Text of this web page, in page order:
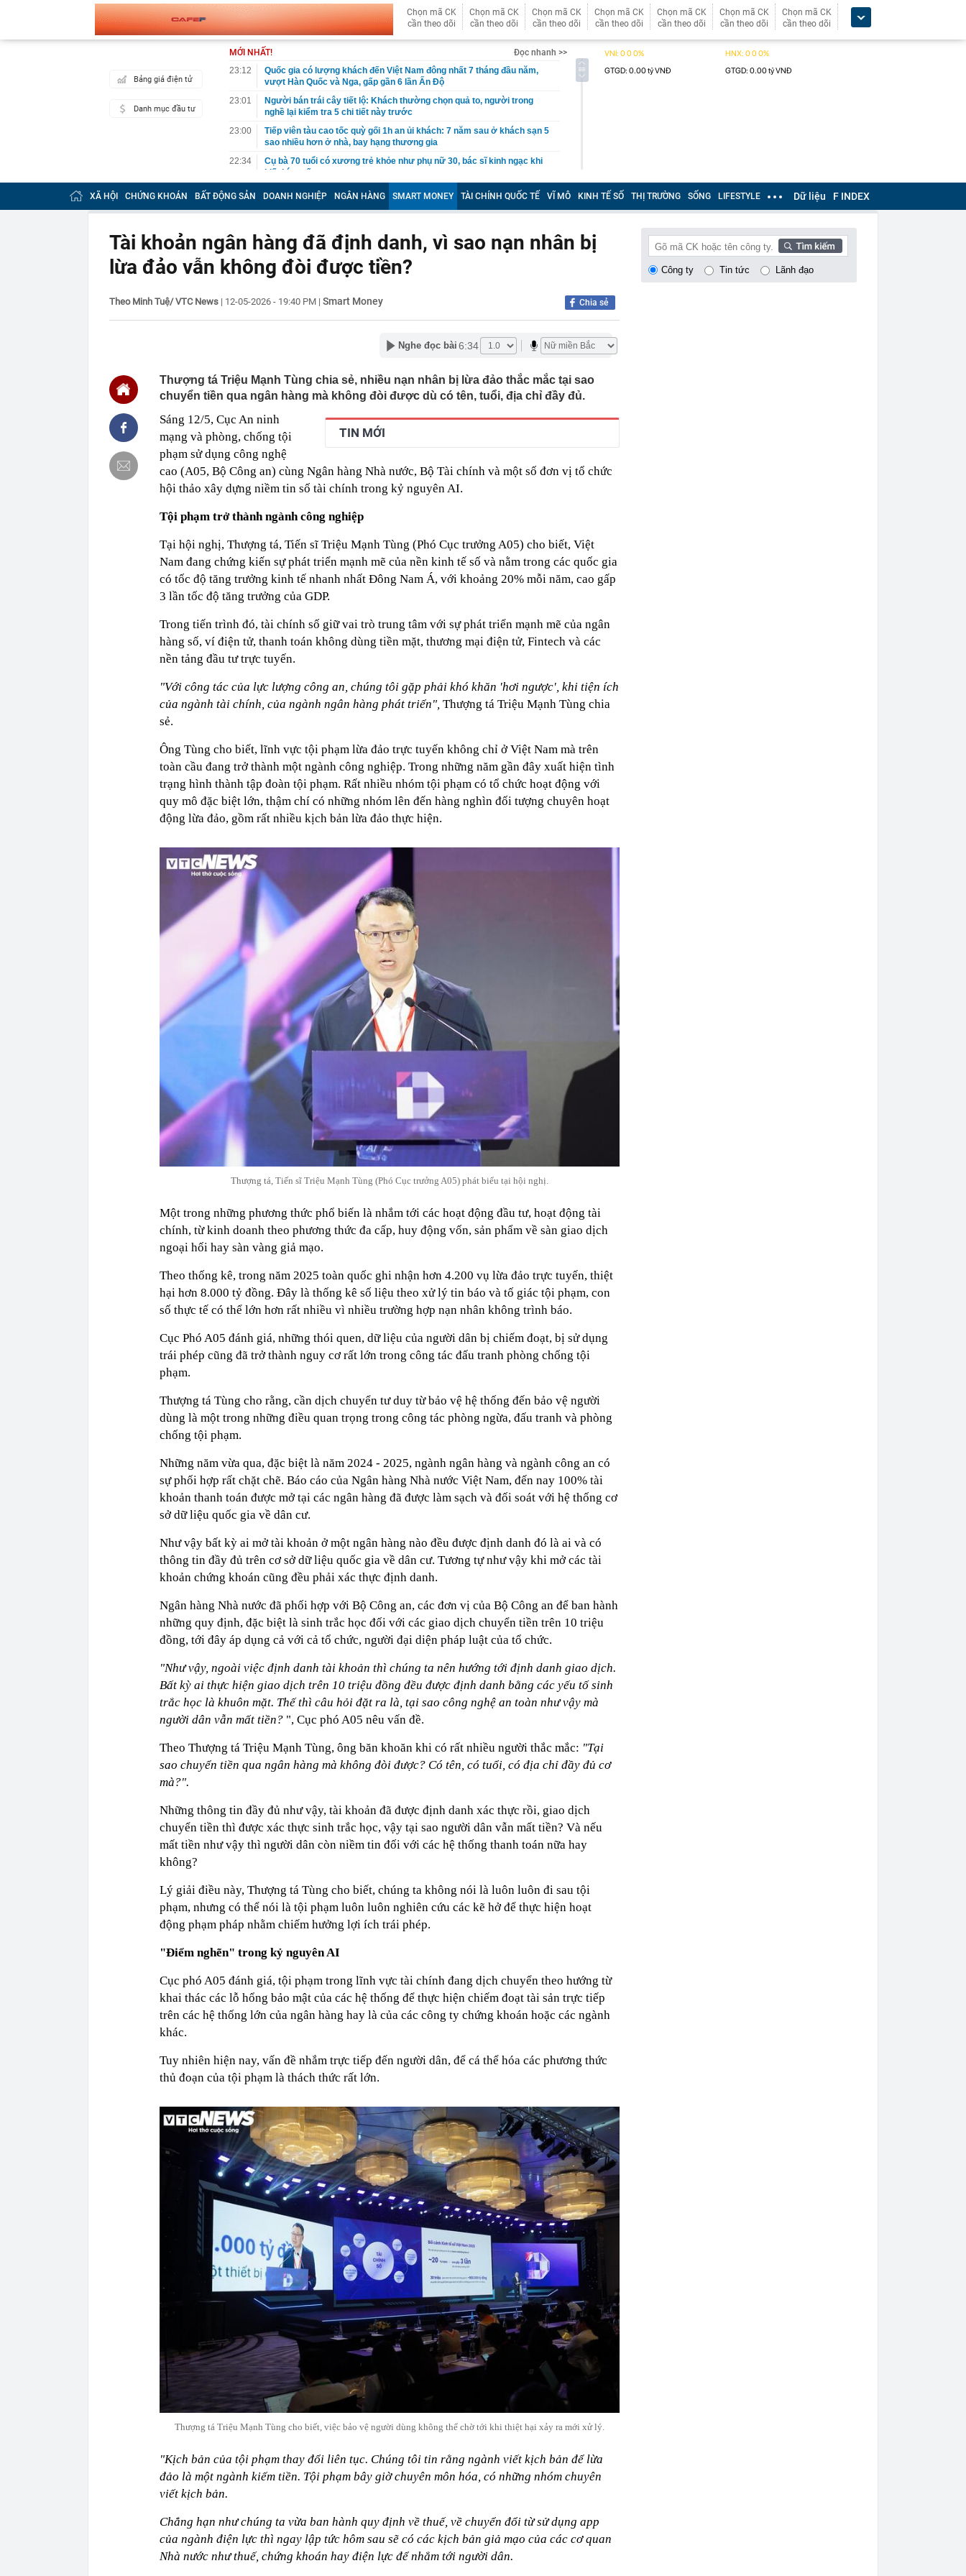
Chọn mã CK
cần theo dõi
Chọn mã CK
cần theo dõi
Chọn mã CK
cần theo dõi
Chọn mã CK
cần theo dõi
Chọn mã CK
cần theo dõi
Chọn mã CK
cần theo dõi
Chọn mã CK
cần theo dõi
Bảng giá điện tử
Danh mục đầu tư
MỚI NHẤT!
Đọc nhanh >>
23:12
Quốc gia có lượng khách đến Việt Nam đông nhất 7 tháng đầu năm,
vượt Hàn Quốc và Nga, gấp gần 6 lần Ấn Độ
23:01
Người bán trái cây tiết lộ: Khách thường chọn quả to, người trong
nghề lại kiểm tra 5 chi tiết này trước
23:00
Tiếp viên tàu cao tốc quỳ gối 1h an ủi khách: 7 năm sau ở khách sạn 5
sao nhiều hơn ở nhà, bay hạng thương gia
22:34
Cụ bà 70 tuổi có xương trẻ khỏe như phụ nữ 30, bác sĩ kinh ngạc khi
biết bí quyết
22:34
Ngôi nhà chứa đựng tâm huyết của NSND Tự Long
22:31
Giá vàng vượt 4.300 USD/ounce, chuyên gia dự báo đỉnh mới
22:08
Lời khuyên cho những người không rút điện ấm siêu tốc trước khi ngủ
22:06
Nga được cho là có thêm "lá bài" từ Triều Tiên: Điểm yếu của Ukraine
có thể bị khoét sâu?
22:00
2 bộ phận của cá tích tụ độc nhiều bậc nhất
22:00
'Nam thần ngôn tình' từng làm nghề giao báo, U60 vẫn như thanh niên
Cận cảnh vị trí dự kiến xây hầm xuyên núi Tam Đảo
Thu chục nghìn tỷ từ bán vé số, công ty xổ số chi trả thưởng thế nào?
21:45
Bắt khẩn cấp Vũ Thị Thanh SN 2003 và Vi Thị Hòe SN 2004
21:43
Một siêu bão cướp đi sinh mạng của 500.000 người: Sức gió tới
trong lịch sử
21:34
"Tiền làm ra rồi cũng để cho con": Lời khuyên khiến nhiều cha mẹ
thiếu an toàn khi về già
21:23
NSƯT Thành Lộc gửi lời tạm biệt tới khán giả
21:18
Cuộc đua ngầm lãi suất tiết kiệm: Có ngân hàng lớn niêm yết 6%
21:18
Sáng mai, Bắc Bộ sẽ có mưa to đến rất to
Nghệ sĩ Việt cứ đụng tay là ra hit, phim có thể chưa xem nhưng nhạc
chắc chắn thuộc lòng
XÃ HỘI CHỨNG KHOÁN BẤT ĐỘNG SẢN DOANH NGHIỆP NGÂN HÀNG SMART MONEY TÀI CHÍNH QUỐC TẾ VĨ MÔ KINH TẾ SỐ THỊ TRƯỜNG SỐNG LIFESTYLE Dữ liệu F INDEX
Tài khoản ngân hàng đã định danh, vì sao nạn nhân bị
lừa đảo vẫn không đòi được tiền?
Theo Minh Tuệ/ VTC News | 12-05-2026 - 19:40 PM | Smart Money Chia sẻ
Nghe đọc bài 6:34
Thượng tá Triệu Mạnh Tùng chia sẻ, nhiều nạn nhân bị lừa đảo thắc mắc tại sao
chuyển tiền qua ngân hàng mà không đòi được dù có tên, tuổi, địa chỉ đầy đủ.
TIN MỚI
Sáng 12/5, Cục An ninh
mạng và phòng, chống tội
phạm sử dụng công nghệ
cao (A05, Bộ Công an) cùng Ngân hàng Nhà nước, Bộ Tài chính và một số đơn vị tổ chức
hội thảo xây dựng niềm tin số tài chính trong kỷ nguyên AI.
Tội phạm trở thành ngành công nghiệp
Tại hội nghị, Thượng tá, Tiến sĩ Triệu Mạnh Tùng (Phó Cục trưởng A05) cho biết, Việt
Nam đang chứng kiến sự phát triển mạnh mẽ của nền kinh tế số và nằm trong các quốc gia
có tốc độ tăng trưởng kinh tế nhanh nhất Đông Nam Á, với khoảng 20% mỗi năm, cao gấp
3 lần tốc độ tăng trưởng của GDP.
Trong tiến trình đó, tài chính số giữ vai trò trung tâm với sự phát triển mạnh mẽ của ngân
hàng số, ví điện tử, thanh toán không dùng tiền mặt, thương mại điện tử, Fintech và các
nền tảng đầu tư trực tuyến.
"Với công tác của lực lượng công an, chúng tôi gặp phải khó khăn 'hơi ngược', khi tiện ích
của ngành tài chính, của ngành ngân hàng phát triển", Thượng tá Triệu Mạnh Tùng chia
sẻ.
Ông Tùng cho biết, lĩnh vực tội phạm lừa đảo trực tuyến không chỉ ở Việt Nam mà trên
toàn cầu đang trở thành một ngành công nghiệp. Trong những năm gần đây xuất hiện tình
trạng hình thành tập đoàn tội phạm. Rất nhiều nhóm tội phạm có tổ chức hoạt động với
quy mô đặc biệt lớn, thậm chí có những nhóm lên đến hàng nghìn đối tượng chuyên hoạt
động lừa đảo, gồm rất nhiều kịch bản lừa đảo thực hiện.
Thượng tá, Tiến sĩ Triệu Mạnh Tùng (Phó Cục trưởng A05) phát biểu tại hội nghị.
Một trong những phương thức phổ biến là nhắm tới các hoạt động đầu tư, hoạt động tài
chính, từ kinh doanh theo phương thức đa cấp, huy động vốn, sản phẩm về sàn giao dịch
ngoại hối hay sàn vàng giả mạo.
Theo thống kê, trong năm 2025 toàn quốc ghi nhận hơn 4.200 vụ lừa đảo trực tuyến, thiệt
hại hơn 8.000 tỷ đồng. Đây là thống kê số liệu theo xử lý tin báo và tố giác tội phạm, con
số thực tế có thể lớn hơn rất nhiều vì nhiều trường hợp nạn nhân không trình báo.
Cục Phó A05 đánh giá, những thói quen, dữ liệu của người dân bị chiếm đoạt, bị sử dụng
trái phép cũng đã trở thành nguy cơ rất lớn trong công tác đấu tranh phòng chống tội
phạm.
Thượng tá Tùng cho rằng, cần dịch chuyển tư duy từ bảo vệ hệ thống đến bảo vệ người
dùng là một trong những điều quan trọng trong công tác phòng ngừa, đấu tranh và phòng
chống tội phạm.
Những năm vừa qua, đặc biệt là năm 2024 - 2025, ngành ngân hàng và ngành công an có
sự phối hợp rất chặt chẽ. Báo cáo của Ngân hàng Nhà nước Việt Nam, đến nay 100% tài
khoản thanh toán được mở tại các ngân hàng đã được làm sạch và đối soát với hệ thống cơ
sở dữ liệu quốc gia về dân cư.
Như vậy bất kỳ ai mở tài khoản ở một ngân hàng nào đều được định danh đó là ai và có
thông tin đầy đủ trên cơ sở dữ liệu quốc gia về dân cư. Tương tự như vậy khi mở các tài
khoản chứng khoán cũng đều phải xác thực định danh.
Ngân hàng Nhà nước đã phối hợp với Bộ Công an, các đơn vị của Bộ Công an để ban hành
những quy định, đặc biệt là sinh trắc học đối với các giao dịch chuyển tiền trên 10 triệu
đồng, tới đây áp dụng cả với cả tổ chức, người đại diện pháp luật của tổ chức.
"Như vậy, ngoài việc định danh tài khoản thì chúng ta nên hướng tới định danh giao dịch.
Bất kỳ ai thực hiện giao dịch trên 10 triệu đồng đều được định danh bằng các yếu tố sinh
trắc học là khuôn mặt. Thế thì câu hỏi đặt ra là, tại sao công nghệ an toàn như vậy mà
người dân vẫn mất tiền? ", Cục phó A05 nêu vấn đề.
Theo Thượng tá Triệu Mạnh Tùng, ông băn khoăn khi có rất nhiều người thắc mắc: "Tại
sao chuyển tiền qua ngân hàng mà không đòi được? Có tên, có tuổi, có địa chỉ đầy đủ cơ
mà?".
Những thông tin đầy đủ như vậy, tài khoản đã được định danh xác thực rồi, giao dịch
chuyển tiền thì được xác thực sinh trắc học, vậy tại sao người dân vẫn mất tiền? Và nếu
mất tiền như vậy thì người dân còn niềm tin đối với các hệ thống thanh toán nữa hay
không?
Lý giải điều này, Thượng tá Tùng cho biết, chúng ta không nói là luôn luôn đi sau tội
phạm, nhưng có thể nói là tội phạm luôn luôn nghiên cứu các kẽ hở để thực hiện hoạt
động phạm pháp nhằm chiếm hưởng lợi ích trái phép.
"Điểm nghẽn" trong kỷ nguyên AI
Cục phó A05 đánh giá, tội phạm trong lĩnh vực tài chính đang dịch chuyển theo hướng từ
khai thác các lỗ hổng bảo mật của các hệ thống để thực hiện chiếm đoạt tài sản trực tiếp
trên các hệ thống lớn của ngân hàng hay là của các công ty chứng khoán hoặc các ngành
khác.
Tuy nhiên hiện nay, vấn đề nhắm trực tiếp đến người dân, để cá thể hóa các phương thức
thủ đoạn của tội phạm là thách thức rất lớn.
Thượng tá Triệu Mạnh Tùng cho biết, việc bảo vệ người dùng không thể chờ tới khi thiệt hại xảy ra mới xử lý.
"Kịch bản của tội phạm thay đổi liên tục. Chúng tôi tin rằng ngành viết kịch bản để lừa
đảo là một ngành kiếm tiền. Tội phạm bây giờ chuyên môn hóa, có những nhóm chuyên
viết kịch bản.
Chẳng hạn như chúng ta vừa ban hành quy định về thuế, về chuyển đổi từ sử dụng app
của ngành điện lực thì ngay lập tức hôm sau sẽ có các kịch bản giả mạo của các cơ quan
Nhà nước như thuế, chứng khoán hay điện lực để nhắm tới người dân.
Công ty Tin tức Lãnh đạo